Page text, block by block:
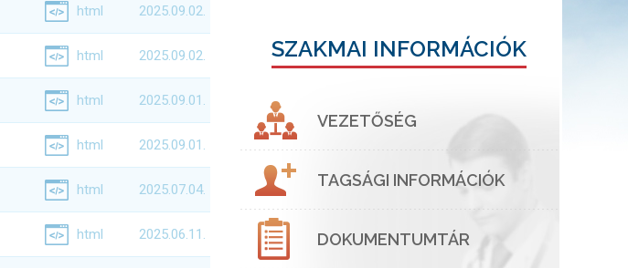
html 2025.09.02.
html 2025.09.02.
html 2025.09.01.
html 2025.09.01.
html 2025.07.04.
html 2025.06.11.
SZAKMAI INFORMÁCIÓK
VEZETŐSÉG
TAGSÁGI INFORMÁCIÓK
DOKUMENTUMTÁR